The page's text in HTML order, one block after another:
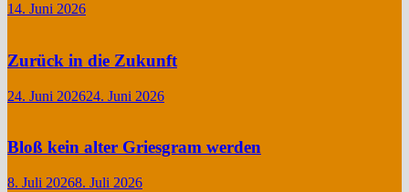
14. Juni 2026
Zurück in die Zukunft
24. Juni 202624. Juni 2026
Bloß kein alter Griesgram werden
8. Juli 20268. Juli 2026